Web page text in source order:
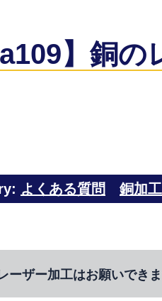
】銅
よくある質問 銅加
ーザー加工はお願いでき